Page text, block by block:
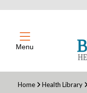
Menu
Home Health Library